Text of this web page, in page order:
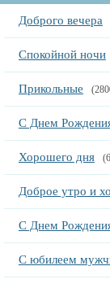
Доброго вечера
Спокойной ночи
Прикольные
С Днем
Хорошего дня
Доброе утро и
С Днем
С юбилеем